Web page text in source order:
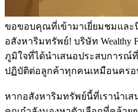
ขอขอบคุณที่เข้ามาเยี่ยมชมและนึ
อสังหาริมทรัพย์! บริษัท Wealthy
ภูมิใจที่ได้นำเสนอประสบการณ์
ปฏิบัติต่อลูกค้าทุกคนเหมือนครอ
หากอสังหาริมทรัพย์นี้ที่เรานำเ